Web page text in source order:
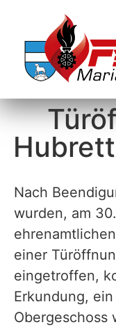
Nach
wurden, am
einer
eingetroffen,
Erkundung,
Obergeschoss